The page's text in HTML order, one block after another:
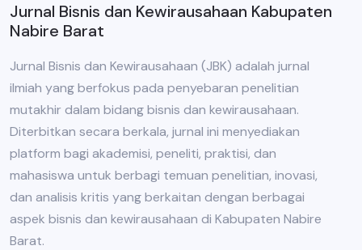
Jurnal Bisnis dan Kewirausahaan Kabupaten
Nabire Barat
Jurnal Bisnis dan Kewirausahaan (JBK) adalah jurnal
ilmiah yang berfokus pada penyebaran penelitian
mutakhir dalam bidang bisnis dan kewirausahaan.
Diterbitkan secara berkala, jurnal ini menyediakan
platform bagi akademisi, peneliti, praktisi, dan
mahasiswa untuk berbagi temuan penelitian, inovasi,
dan analisis kritis yang berkaitan dengan berbagai
aspek bisnis dan kewirausahaan di Kabupaten Nabire
Barat.